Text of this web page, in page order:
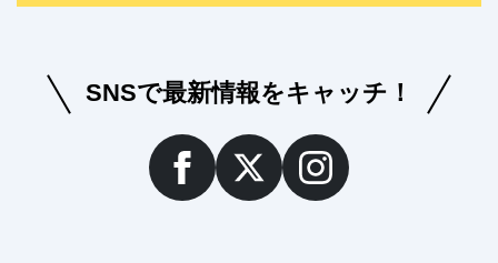
SNSで最新情報をキャッチ！